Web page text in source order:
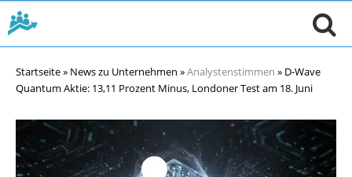
Startseite» News zu Unternehmen »Analystenstimmen » D-Wave
Quantum Aktie: 13,11 Prozent Minus, Londoner Test am 18. Juni